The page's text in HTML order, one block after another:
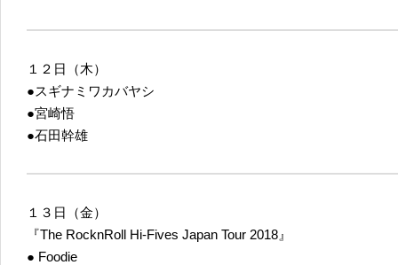
１２日（木）
●スギナミワカバヤシ
●宮崎悟
●石田幹雄
１３日（金）
『The RocknRoll Hi-Fives Japan Tour 2018』
● Foodie